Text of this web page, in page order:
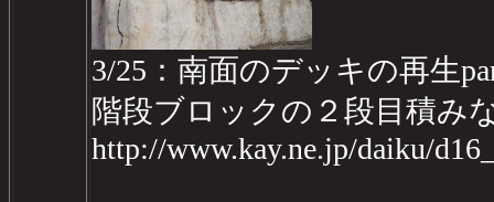
3/25：南面のデッキの再生
階段ブロックの２段目積み
http://www.kay.ne.jp/daiku/